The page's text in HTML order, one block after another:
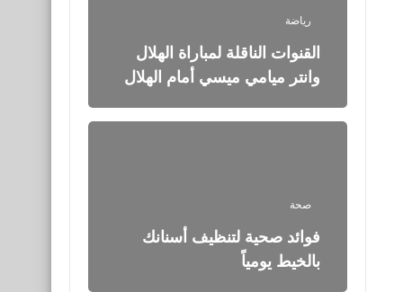
رياضة
القنوات الناقلة لمباراة الهلال
وانتر ميامي ميسي أمام الهلال
صحة
فوائد صحية لتنظيف أسنانك
بالخيط يومياً